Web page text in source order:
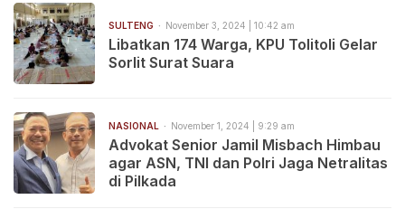
SULTENG November 3, 2024 | 10:42 am
Libatkan 174 Warga, KPU Tolitoli Gelar
Sorlit Surat Suara
NASIONAL November 1, 2024 | 9:29 am
Advokat Senior Jamil Misbach Himbau
agar ASN, TNI dan Polri Jaga Netralitas
di Pilkada